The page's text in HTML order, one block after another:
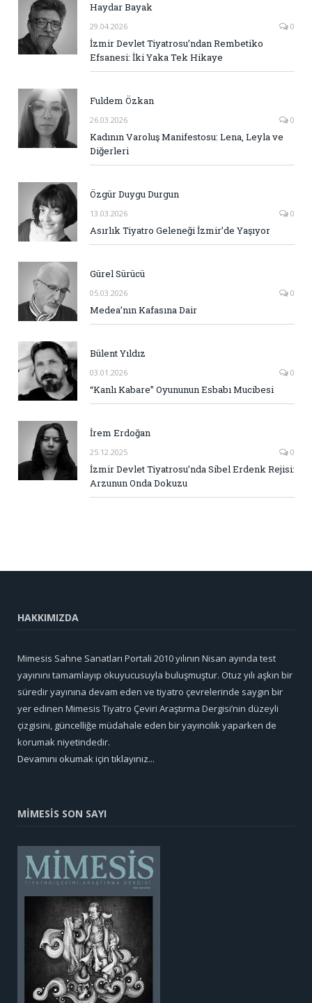
Haydar Bayak
29.04.2026 0
İzmir Devlet Tiyatrosu’ndan Rembetiko
Efsanesi: İki Yaka Tek Hikaye
Fuldem Özkan
26.03.2026 0
Kadının Varoluş Manifestosu: Lena, Leyla ve
Diğerleri
Özgür Duygu Durgun
13.03.2026 0
Asırlık Tiyatro Geleneği İzmir’de Yaşıyor
Gürel Sürücü
05.03.2026 0
Medea’nın Kafasına Dair
Bülent Yıldız
03.01.2026 0
“Kanlı Kabare” Oyununun Esbabı Mucibesi
İrem Erdoğan
25.12.2025 0
İzmir Devlet Tiyatrosu’nda Sibel Erdenk Rejisi:
Arzunun Onda Dokuzu
HAKKIMIZDA
Mimesis Sahne Sanatları Portali 2010 yılının Nisan ayında test
yayınını tamamlayıp okuyucusuyla buluşmuştur. Otuz yılı aşkın bir
süredir yayınına devam eden ve tiyatro çevrelerinde saygın bir
yer edinen Mimesis Tiyatro Çeviri Araştırma Dergisi’nin düzeyli
çizgisini, güncelliğe müdahale eden bir yayıncılık yaparken de
korumak niyetindedir.
Devamını okumak için tıklayınız...
MİMESİS SON SAYI